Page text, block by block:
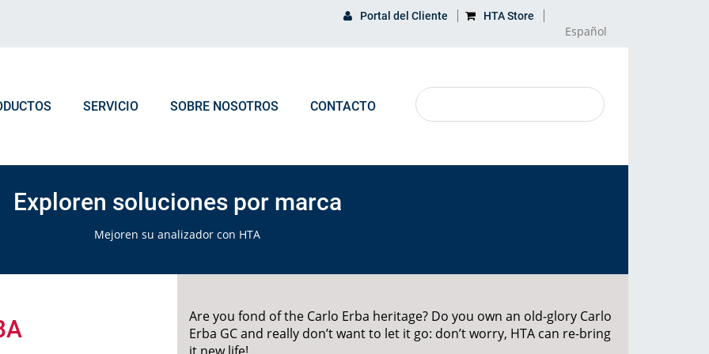
Portal del Cliente HTA Store
Español
Selecciona los productos según
Marca de Analizador
SERVICIO
Preguntas frecuentes Pedidos & Logística
Producto descontinuado
Glosario
SOBRE NOSOTROS
Eventos
CONTACTO
Exploren soluciones por marca
Mejoren su analizador con HTA
Are you fond of the Carlo Erba heritage? Do you own an old-glory Carlo
Erba GC and really don’t want to let it go: don’t worry, HTA can re-bring